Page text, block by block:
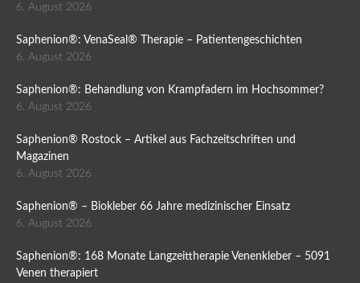
6. August 2026
Saphenion®: VenaSeal® Therapie – Patientengeschichten
6. August 2026
Saphenion®: Behandlung von Krampfadern im Hochsommer?
6. August 2026
Saphenion® Rostock – Artikel aus Fachzeitschriften und
Magazinen
6. August 2026
Saphenion® – Biokleber 66 Jahre medizinischer Einsatz
6. August 2026
Saphenion®: 168 Monate Langzeittherapie Venenkleber – 5091
Venen therapiert